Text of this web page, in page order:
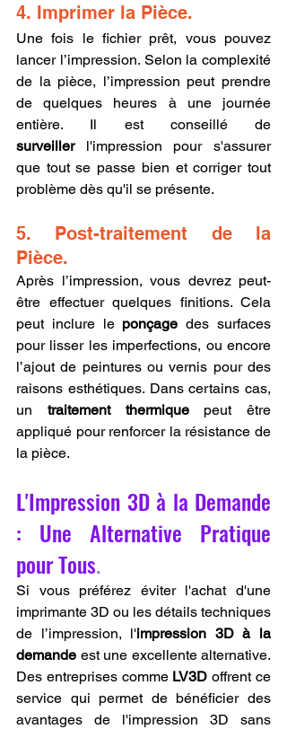
4. Imprimer la Pièce.
Une fois le fichier prêt, vous pouvez
lancer l’impression. Selon la complexité
de la pièce, l’impression peut prendre
de quelques heures à une journée
surveiller l'impression pour s'assurer
que tout se passe bien et corriger tout
problème dès qu'il se présente.
5. Post-traitement de la
Pièce.
Après l’impression, vous devrez peut-
être effectuer quelques finitions. Cela
peut inclure le ponçage des surfaces
pour lisser les imperfections, ou encore
l’ajout de peintures ou vernis pour des
raisons esthétiques. Dans certains cas,
un traitement thermique peut être
appliqué pour renforcer la résistance de
la pièce.
L'Impression 3D à la Demande
: Une Alternative Pratique
pour Tous.
Si vous préférez éviter l'achat d'une
imprimante 3D ou les détails techniques
de l’impression, l'impression 3D à la
demande est une excellente alternative.
Des entreprises comme LV3D offrent ce
service qui permet de bénéficier des
avantages de l'impression 3D sans